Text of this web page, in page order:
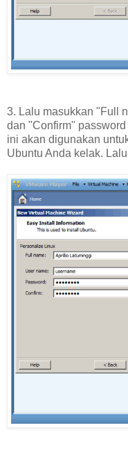
3. Lalu masukkan "Full
dan "Confirm"
ini akan digunakan
Ubuntu Anda kelak.